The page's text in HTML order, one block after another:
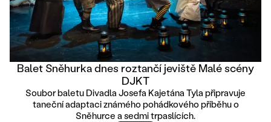
Balet Sněhurka dnes roztančí jeviště Malé scény
DJKT
Soubor baletu Divadla Josefa Kajetána Tyla připravuje
taneční adaptaci známého pohádkového příběhu o
Sněhurce a sedmi trpaslících.